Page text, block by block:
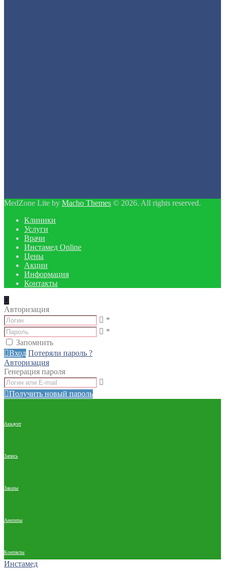
MedZone Lite by Macho Themes © 2026. All rights reserved.
Клиники
Услуги
Врачи
Инстамед Online
Цены
Акции
Информация
Контакты
Авторизация
*
*
Запомнить
Вход Потеряли пароль ?
Авторизация
Генерация пароля
Получить новый пароль
Аккаунт
Запись
Заказы
Анализы
Контакты
Инстамед